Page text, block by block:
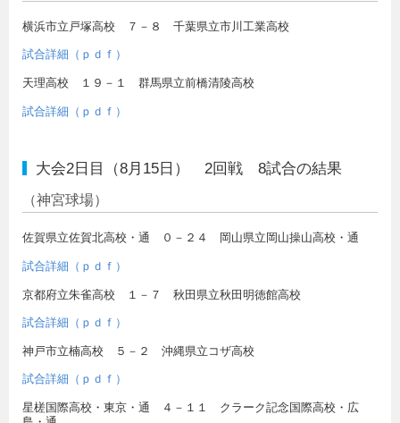
横浜市立戸塚高校 ７－８ 千葉県立市川工業高校
試合詳細（ｐｄｆ）
天理高校 １９－１ 群馬県立前橋清陵高校
試合詳細（ｐｄｆ）
大会2日目（8月15日） 2回戦 8試合の結果
（神宮球場）
佐賀県立佐賀北高校・通 ０－２４ 岡山県立岡山操山高校・通
試合詳細（ｐｄｆ）
京都府立朱雀高校 １－７ 秋田県立秋田明徳館高校
試合詳細（ｐｄｆ）
神戸市立楠高校 ５－２ 沖縄県立コザ高校
試合詳細（ｐｄｆ）
星槎国際高校・東京・通 ４－１１ クラーク記念国際高校・広